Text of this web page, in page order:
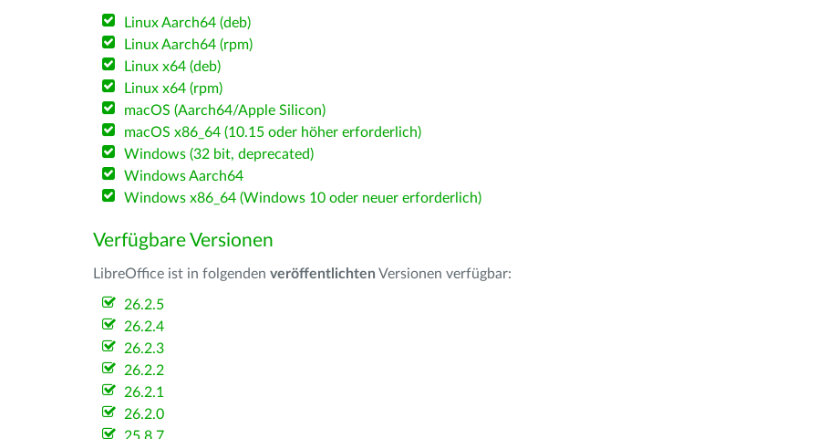
Linux Aarch64 (deb)
Linux Aarch64 (rpm)
Linux x64 (deb)
Linux x64 (rpm)
macOS (Aarch64/Apple Silicon)
macOS x86_64 (10.15 oder höher erforderlich)
Windows (32 bit, deprecated)
Windows Aarch64
Windows x86_64 (Windows 10 oder neuer erforderlich)
Verfügbare Versionen
LibreOffice ist in folgenden veröffentlichten Versionen verfügbar:
26.2.5
26.2.4
26.2.3
26.2.2
26.2.1
26.2.0